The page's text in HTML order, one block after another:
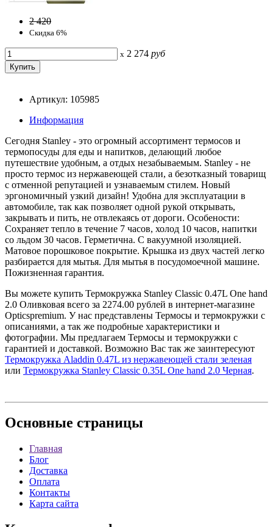
2 420
Скидка 6%
x 2 274 руб
Артикул: 105985
Информация
Сегодня Stanley - это огромный ассортимент термосов и
термопосуды для еды и напитков, делающий любое
путешествие удобным, а отдых незабываемым. Stanley - не
просто термос из нержавеющей стали, а безотказный товарищ
с отменной репутацией и узнаваемым стилем. Новый
эргономичный узкий дизайн! Удобна для эксплуатации в
автомобиле, так как позволяет одной рукой открывать,
закрывать и пить, не отвлекаясь от дороги. Особености:
Сохраняет тепло в течение 7 часов, холод 10 часов, напитки
со льдом 30 часов. Герметична. С вакуумной изоляцией.
Матовое порошковое покрытие. Крышка из двух частей легко
разбирается для мытья. Для мытья в посудомоечной машине.
Пожизненная гарантия.
Вы можете купить Термокружка Stanley Classic 0.47L One hand
2.0 Оливковая всего за 2274.00 рублей в интернет-магазине
Opticspremium. У нас представлены Термосы и термокружки с
описаниями, а так же подробные характеристики и
фотографии. Мы предлагаем Термосы и термокружки с
гарантией и доставкой. Возможно Вас так же заинтересуют
Термокружка Aladdin 0.47L из нержавеющей стали зеленая
или Термокружка Stanley Classic 0.35L One hand 2.0 Черная.
Основные страницы
Главная
Блог
Доставка
Оплата
Контакты
Карта сайта